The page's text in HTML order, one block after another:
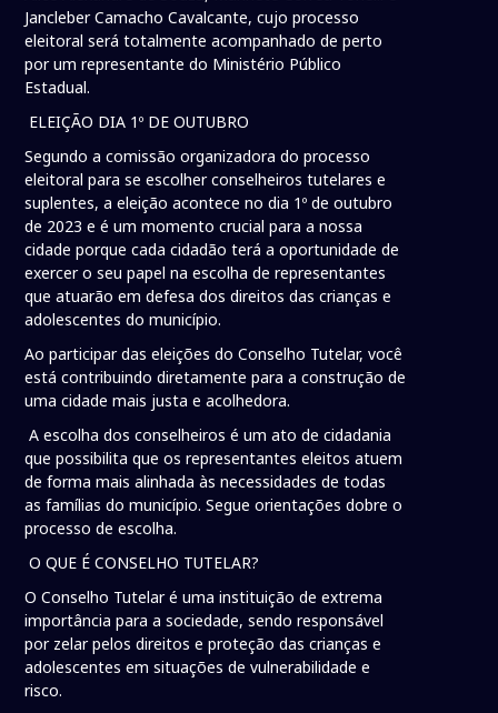
Jancleber Camacho Cavalcante, cujo processo
eleitoral será totalmente acompanhado de perto
por um representante do Ministério Público
Estadual.
ELEIÇÃO DIA 1º DE OUTUBRO
Segundo a comissão organizadora do processo
eleitoral para se escolher conselheiros tutelares e
suplentes, a eleição acontece no dia 1º de outubro
de 2023 e é um momento crucial para a nossa
cidade porque cada cidadão terá a oportunidade de
exercer o seu papel na escolha de representantes
que atuarão em defesa dos direitos das crianças e
adolescentes do município.
Ao participar das eleições do Conselho Tutelar, você
está contribuindo diretamente para a construção de
uma cidade mais justa e acolhedora.
A escolha dos conselheiros é um ato de cidadania
que possibilita que os representantes eleitos atuem
de forma mais alinhada às necessidades de todas
as famílias do município. Segue orientações dobre o
processo de escolha.
O QUE É CONSELHO TUTELAR?
O Conselho Tutelar é uma instituição de extrema
importância para a sociedade, sendo responsável
por zelar pelos direitos e proteção das crianças e
adolescentes em situações de vulnerabilidade e
risco.